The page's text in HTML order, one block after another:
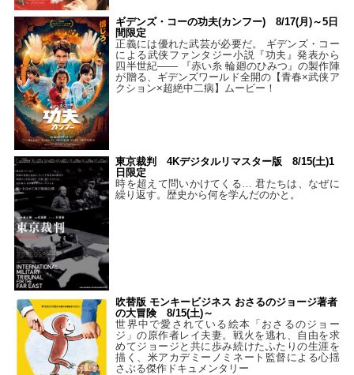
ギデンズ・コーの功夫(カンフー) 8/17(月)～5日
間限定
正義には優れた武芸が必要だ。 ギデンズ・コー
による武侠ファンタジー小説『功夫』発表から
四半世紀―― 『赤い糸 輪廻のひみつ』の製作陣
が贈る、ギデンズワールド全開の【青春×武侠ア
クション×超絶中二病】ムービー！
東京裁判 4Kデジタルリマスター版 8/15(土)1
日限定
時を超えて問いかけてくる… 君たちは、なぜに
繰り返す。歴史から何を学んだのかと。
吹替版 モンキービジネス おさるのジョージ著者
の大冒険 8/15(土)～
世界中で愛されている絵本「おさるのジョー
ジ」の原作者レイ夫妻。戦火を逃れ、自由を求
めてジョージと共に歩み続けたふたりの生涯を
描く、米アカデミーノミネート監督による心揺
さぶる傑作ドキュメンタリー